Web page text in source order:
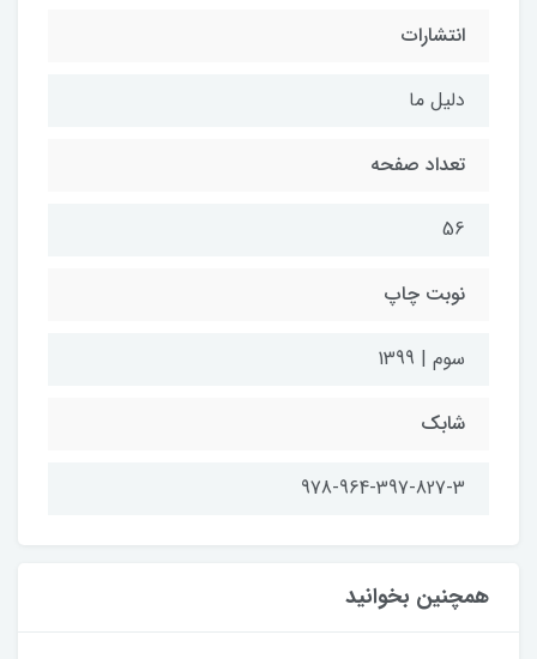
انتشارات
دلیل ما
تعداد صفحه
56
نوبت چاپ
سوم | 1399
شابک
978-964-397-827-3
همچنین بخوانید